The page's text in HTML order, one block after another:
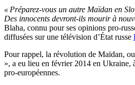
« Préparez-vous un autre Maïdan en
Des innocents devront-ils mourir à
Blaha, connu pour ses opinions pro-
diffusées sur une télévision d’État russe
Pour rappel, la révolution de Maïdan,
», a eu lieu en février 2014 en Ukraine,
pro-européennes.